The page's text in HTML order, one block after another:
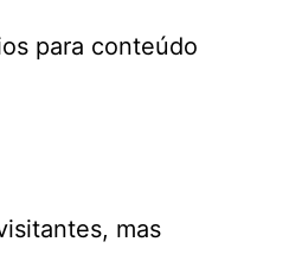
para conteúdo
mas